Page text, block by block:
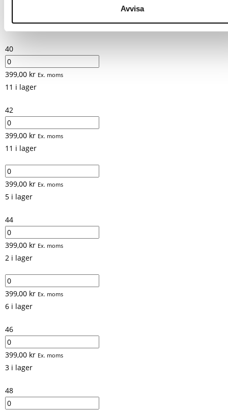
Avvisa
28 i lager
40
399,00 kr Ex. moms
11 i lager
42
399,00 kr Ex. moms
11 i lager
399,00 kr Ex. moms
5 i lager
44
399,00 kr Ex. moms
2 i lager
399,00 kr Ex. moms
6 i lager
46
399,00 kr Ex. moms
3 i lager
48